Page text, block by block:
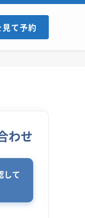
て予約
わせ
して